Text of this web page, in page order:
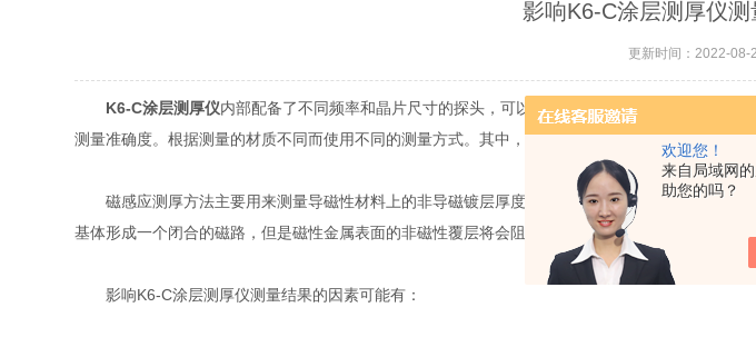
欢迎您！
来自局域网
助您的吗？
影响K6-C涂层测厚仪
更新时间：2022-08-
K6-C涂层测厚仪内部配备了不同频率和晶片尺寸的探头，可以实现对不同材料的表面镀膜厚
测量准确度。根据测量的材质不同而使用不同的测量方式。其中，常用的两种测量工作方式是磁感
磁感应测厚方法主要用来测量导磁性材料上的非导磁镀层厚度，这种测量的方法准确度较高，
基体形成一个闭合的磁路，但是磁性金属表面的非磁性覆层将会阻碍磁路，从而发生磁阻变化，通
影响K6-C涂层测厚仪测量结果的因素可能有：